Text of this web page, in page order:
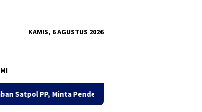
KAMIS, 6 AGUSTUS 2026
Humanis